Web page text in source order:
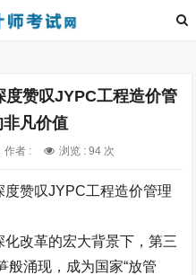
赞叹JYPC工程造价管
凡价值
作者 : 浏览 : 94 次
度赞叹JYPC工程造价管理
改革的宏大背景下，第三
般涌现，成为国家“放管